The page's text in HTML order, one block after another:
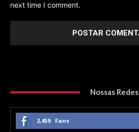
next time I comment.
Nossas Redes
2,459 Fans